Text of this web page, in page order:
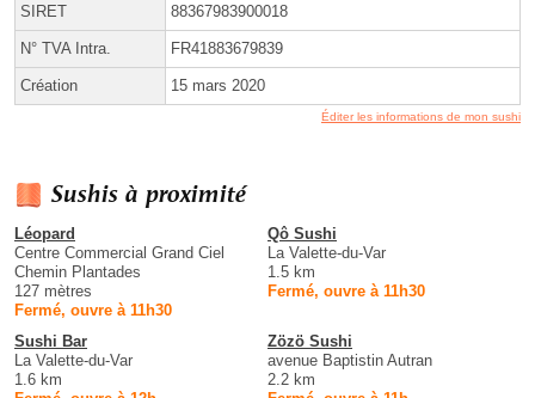
SIRET 88367983900018
N° TVA Intra. FR41883679839
Création 15 mars 2020
Éditer les informations de mon sushi
Sushis à proximité
Léopard
Centre Commercial Grand Ciel
Chemin Plantades
127 mètres
Fermé, ouvre à 11h30
Qô Sushi
La Valette-du-Var
1.5 km
Fermé, ouvre à 11h30
Sushi Bar
La Valette-du-Var
1.6 km
Zözö Sushi
avenue Baptistin Autran
2.2 km